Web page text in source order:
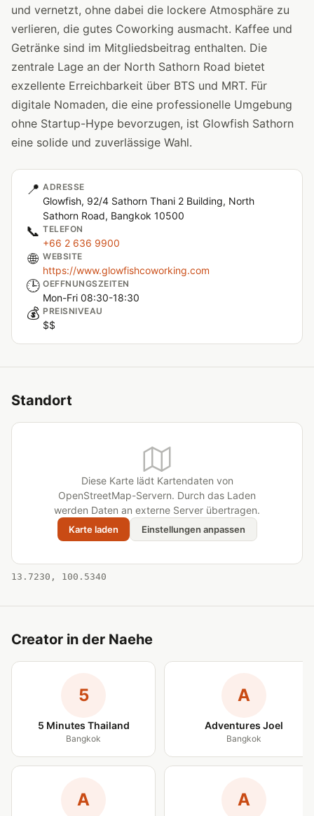
und vernetzt, ohne dabei die lockere Atmosphäre zu
verlieren, die gutes Coworking ausmacht. Kaffee und
Getränke sind im Mitgliedsbeitrag enthalten. Die
zentrale Lage an der North Sathorn Road bietet
exzellente Erreichbarkeit über BTS und MRT. Für
digitale Nomaden, die eine professionelle Umgebung
ohne Startup-Hype bevorzugen, ist Glowfish Sathorn
eine solide und zuverlässige Wahl.
📍 ADRESSE
Glowfish, 92/4 Sathorn Thani 2 Building, North
Sathorn Road, Bangkok 10500
📞 TELEFON
+66 2 636 9900
🌐 WEBSITE
https://www.glowfishcoworking.com
🕒 OEFFNUNGSZEITEN
Mon-Fri 08:30-18:30
💰 PREISNIVEAU
$$
Standort
Diese Karte lädt Kartendaten von
OpenStreetMap-Servern. Durch das Laden
werden Daten an externe Server übertragen.
Karte laden Einstellungen anpassen
13.7230, 100.5340
Creator in der Naehe
5
5 Minutes Thailand
Bangkok
A
Adventures Joel
Bangkok
A A